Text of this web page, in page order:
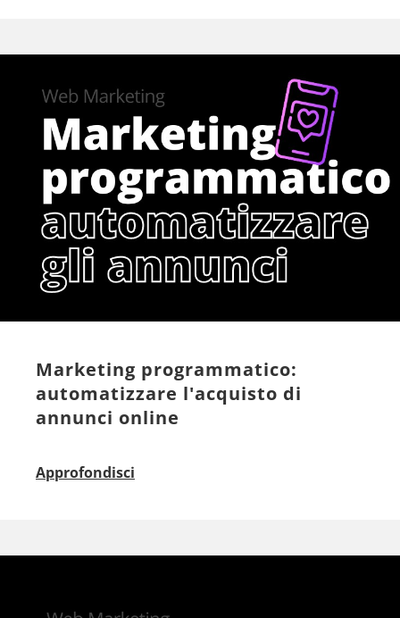
Marketing programmatico:
automatizzare l'acquisto di
annunci online
Approfondisci